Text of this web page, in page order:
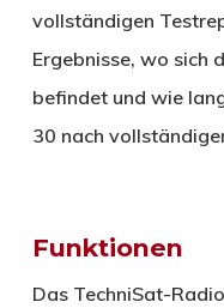
vollständigen
Ergebnisse, wo sich
befindet und wie
30 nach
Funktionen
Das TechniSat-